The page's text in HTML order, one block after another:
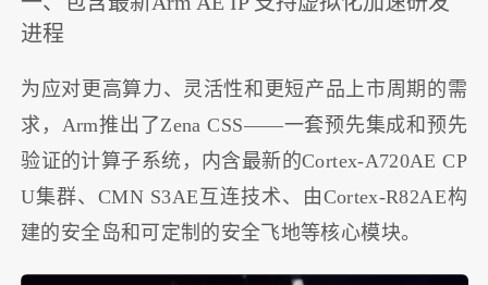
进程
为应对更高算力、灵活性和更短产品上市周期的需
求，Arm推出了Zena CSS——一套预先集成和预先
验证的计算子系统，内含最新的Cortex-A720AE CP
U集群、CMN S3AE互连技术、由Cortex-R82AE构
建的安全岛和可定制的安全飞地等核心模块。